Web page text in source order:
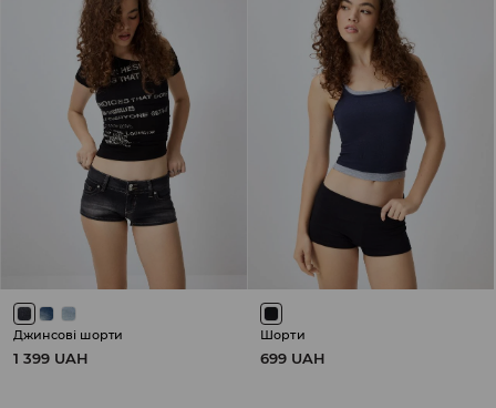
Джинсові шорти
1 399 UAH
Шорти
699 UAH